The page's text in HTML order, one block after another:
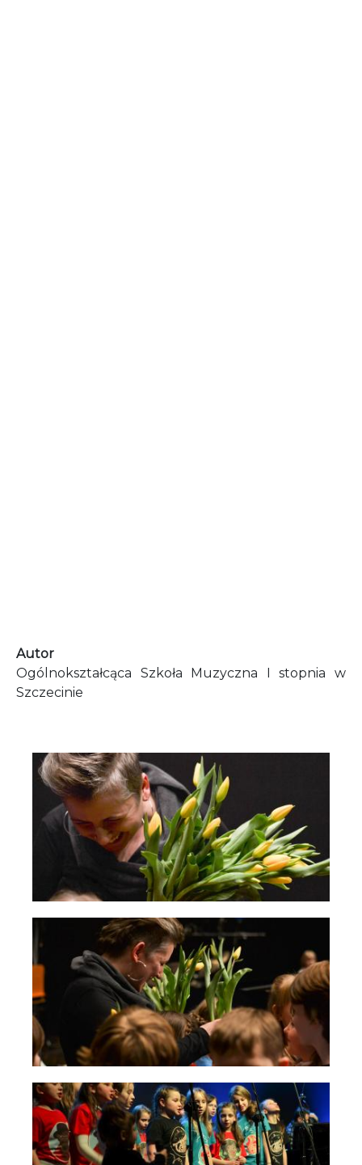
Autor
Ogólnokształcąca Szkoła Muzyczna I stopnia w
Szczecinie